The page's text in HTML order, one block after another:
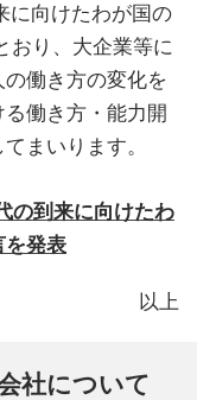
に向けたわが国の
おり、大企業等に
働き方の変化を
働き方・能力開
まいります。
の到来に向けたわ
を発表
以上
社について